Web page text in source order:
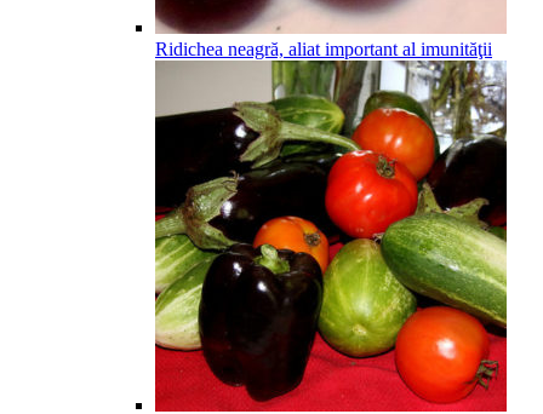
Ridichea neagră, aliat important al imunităţii